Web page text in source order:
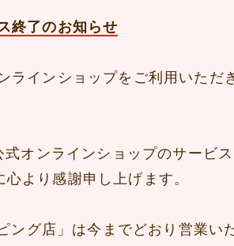
終了のお知らせ
インショップをご利用いただ
オンラインショップのサービ
より感謝申し上げます。
ング店」は今までどおり営業い